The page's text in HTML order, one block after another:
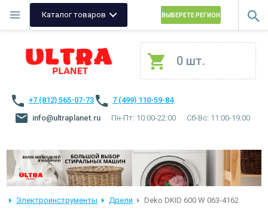
Каталог товаров ВЫБЕРЕТЕ РЕГИОН
0 шт.
+7 (812) 565-07-73
7 (499) 110-59-84
info@ultraplanet.ru
Пн-Пт: 10:00-22:00 Сб-Вс: 11:00-19:00
Электроинструменты Дрели Deko DKID 600 W 063-4162